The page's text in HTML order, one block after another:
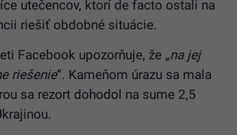
utečencov, ktorí de facto ostali na
riešiť obdobné situácie.
Facebook upozorňuje, že „na jej
riešenie“. Kameňom úrazu sa mala
sa rezort dohodol na sume 2,5